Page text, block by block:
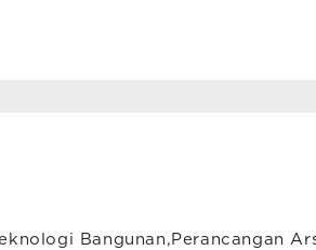
Bangunan,Perancangan